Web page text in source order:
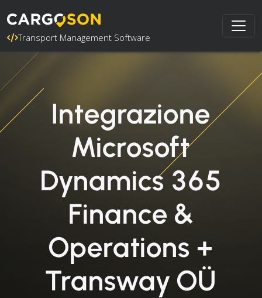
Transport Management Software
Integrazione
Microsoft
Dynamics 365
Finance &
Operations +
Transway OÜ